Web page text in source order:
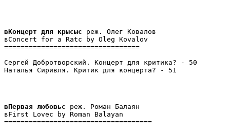
вКонцерт для крысыс реж. Олег Ковалов
вConcert for a Ratс by Oleg Kovalov
=================================
Сергей Добротворский. Концерт для критика? - 50
Наталья Сиривля. Критик для концерта? - 51
вПервая любовьс реж. Роман Балаян
вFirst Loveс by Roman Balayan
====================================